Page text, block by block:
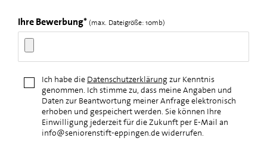
Ihre Bewerbung* (max. Dateigröße: 10mb)
Ich habe die Datenschutzerklärung zur Kenntnis
genommen. Ich stimme zu, dass meine Angaben und
Daten zur Beantwortung meiner Anfrage elektronisch
erhoben und gespeichert werden. Sie können Ihre
Einwilligung jederzeit für die Zukunft per E-Mail an
info@seniorenstift-eppingen.de widerrufen.